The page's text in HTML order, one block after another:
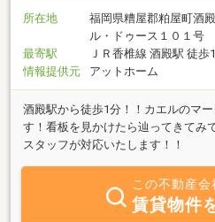
所在地
福岡県糟屋郡粕屋町酒
ル・ドゥース１０１号
最寄駅
ＪＲ香椎線 酒殿駅 徒歩
情報提供元
アットホーム
酒殿駅から徒歩1分！！カエルのマ
す！看板を見かけたら辿ってきてみ
スタッフが対応いたします！！
この不動産会
賃貸物件